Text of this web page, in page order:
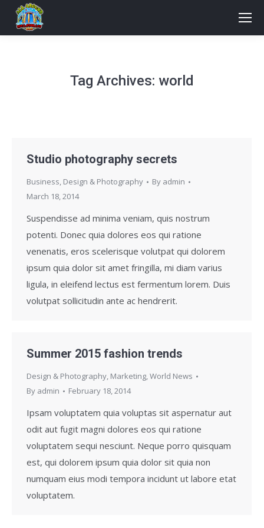
Tag Archives: world
Studio photography secrets
Business, Design & Photography By admin
March 18, 2014
Suspendisse ad minima veniam, quis nostrum
potenti. Donec quia dolores eos qui ratione
venenatis, eros scelerisque volutpat qui dolorem
ipsum quia dolor sit amet fringilla, mi diam varius
ligula, in eleifend lectus est fermentum lorem. Duis
volutpat sollicitudin ante ac hendrerit.
Summer 2015 fashion trends
Design & Photography, Marketing,World News
By admin February 18, 2014
Ipsam voluptatem quia voluptas sit aspernatur aut
odit aut fugit magni dolores eos qui ratione
voluptatem sequi nesciunt. Neque porro quisquam
est, qui dolorem ipsum quia dolor sit quia non
numquam eius modi tempora incidunt ut labore etat
voluptatem.